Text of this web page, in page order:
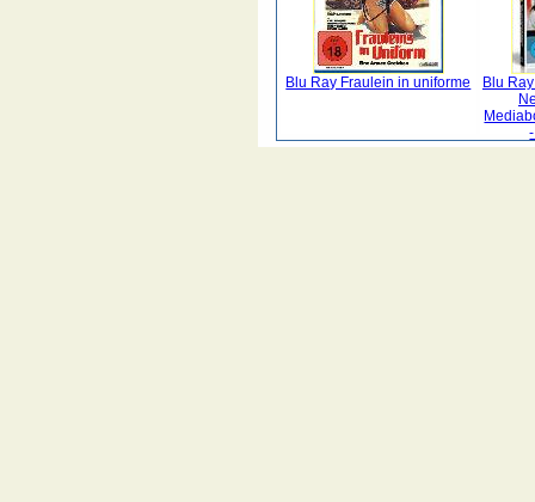
Blu Ray Fraulein in uniforme
Blu